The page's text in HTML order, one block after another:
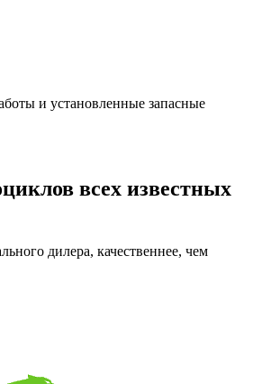
и установленные запасные
всех известных
дилера, качественнее, чем